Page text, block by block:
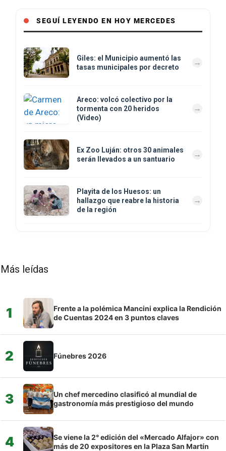
SEGUÍ LEYENDO EN HOY MERCEDES
Giles: el Municipio aumentó las
tasas municipales por decreto
Areco: volcó colectivo por la
tormenta con 20 heridos
(Video)
Ex Zoo Luján: otros 30 animales
serán llevados a un santuario
Playita de los Huesos: un
hallazgo que reabre la historia
de la región
Más leídas
1
Frente a la polémica Mancini explica la Rendición
de Cuentas 2024 en 3 puntos claves
2 Fúnebres 2026
3
Un chef mercedino clasificó al mundial de
gastronomía más prestigioso del mundo
4
Se viene la 2° edición del «Mercado Alfajor» con
más de 20 expositores en la Plaza San Martín